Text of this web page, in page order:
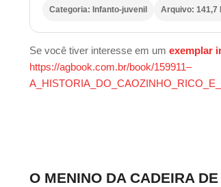
Categoria: Infanto-juvenil Arquivo: 141,7
Se você tiver interesse em um exemplar
https://agbook.com.br/book/159911–
O MENINO DA CADEIRA